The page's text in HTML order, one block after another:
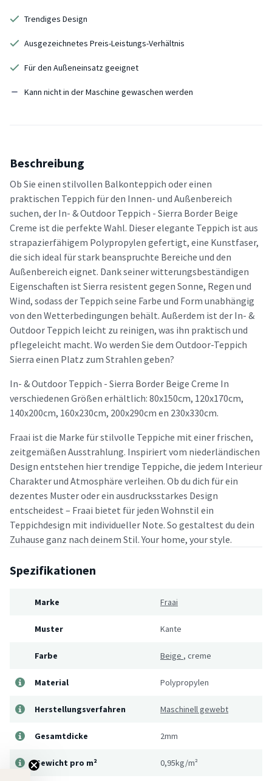
Trendiges Design
Ausgezeichnetes Preis-Leistungs-Verhältnis
Für den Außeneinsatz geeignet
Kann nicht in der Maschine gewaschen werden
Beschreibung
Ob Sie einen stilvollen Balkonteppich oder einen
praktischen Teppich für den Innen- und Außenbereich
suchen, der In- & Outdoor Teppich - Sierra Border Beige
Creme ist die perfekte Wahl. Dieser elegante Teppich ist aus
strapazierfähigem Polypropylen gefertigt, eine Kunstfaser,
die sich ideal für stark beanspruchte Bereiche und den
Außenbereich eignet. Dank seiner witterungsbeständigen
Eigenschaften ist Sierra resistent gegen Sonne, Regen und
Wind, sodass der Teppich seine Farbe und Form unabhängig
von den Wetterbedingungen behält. Außerdem ist der In- &
Outdoor Teppich leicht zu reinigen, was ihn praktisch und
pflegeleicht macht. Wo werden Sie dem Outdoor-Teppich
Sierra einen Platz zum Strahlen geben?
In- & Outdoor Teppich - Sierra Border Beige Creme In
verschiedenen Größen erhältlich: 80x150cm, 120x170cm,
140x200cm, 160x230cm, 200x290cm en 230x330cm.
Fraai ist die Marke für stilvolle Teppiche mit einer frischen,
zeitgemäßen Ausstrahlung. Inspiriert vom niederländischen
Design entstehen hier trendige Teppiche, die jedem Interieur
Charakter und Atmosphäre verleihen. Ob du dich für ein
dezentes Muster oder ein ausdrucksstarkes Design
entscheidest – Fraai bietet für jeden Wohnstil ein
Teppichdesign mit individueller Note. So gestaltest du dein
Zuhause ganz nach deinem Stil. Your home, your style.
Spezifikationen
Marke Fraai
Muster Kante
Farbe Beige , creme
Material Polypropylen
Herstellungsverfahren Maschinell gewebt
Gesamtdicke 2mm
Gewicht pro m² 0,95kg/m²